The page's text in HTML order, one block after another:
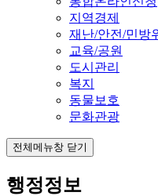
지역경제
재난/안전/민방
교육/공원
도시관리
복지
동물보호
문화관광
전체메뉴창 닫기
행정정보